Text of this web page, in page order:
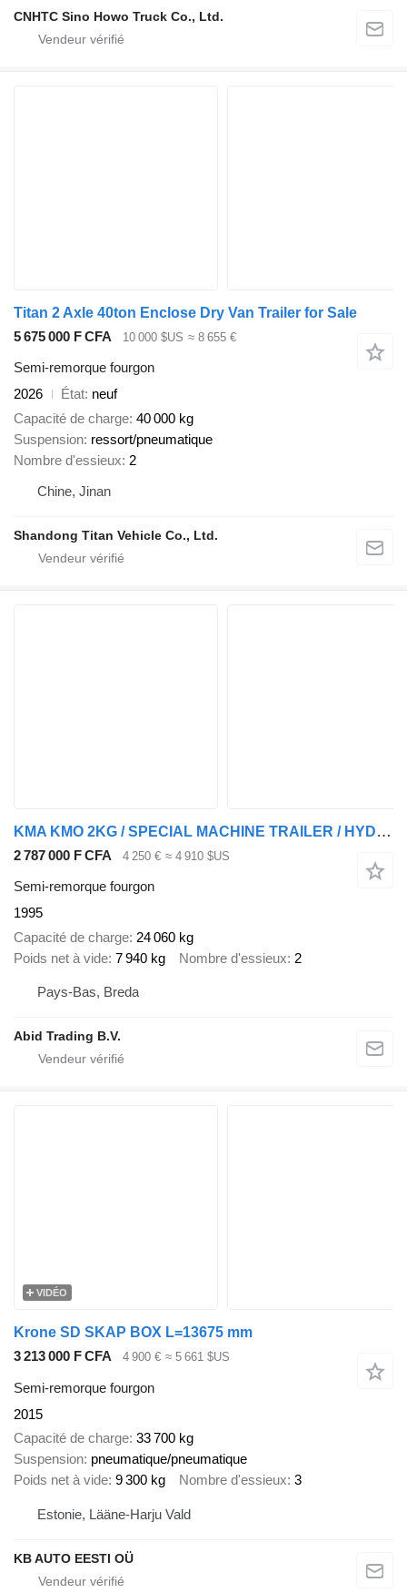
CNHTC Sino Howo Truck Co., Ltd.
Titan 2 Axle 40ton Enclose Dry Van Trailer for Sale
5 675 000 F CFA
10 000 $US ≈ 8 655 €
Semi-remorque fourgon
2026
État neuf
Capacité de charge 40 000 kg
Suspension ressort/pneumatique
Nombre d'essieux 2
Chine, Jinan
Shandong Titan Vehicle Co., Ltd.
KMA KMO 2KG / SPECIAL MACHINE TRAILER / HYDRAULIC MACHINE TAIL LIFT
2 787 000 F CFA 4 250 € ≈ 4 910 $US
Semi-remorque fourgon
1995
Capacité de charge 24 060 kg
Poids net à vide 7 940 kg Nombre d'essieux 2
Pays-Bas, Breda
Abid Trading B.V.
VIDÉO
Krone SD SKAP BOX L=13675 mm
3 213 000 F CFA
4 900 € ≈ 5 661 $US
Semi-remorque fourgon
2015
Capacité de charge 33 700 kg
Suspension pneumatique/pneumatique
Poids net à vide 9 300 kg Nombre d'essieux 3
Estonie, Lääne-Harju Vald
KB AUTO EESTI OÜ